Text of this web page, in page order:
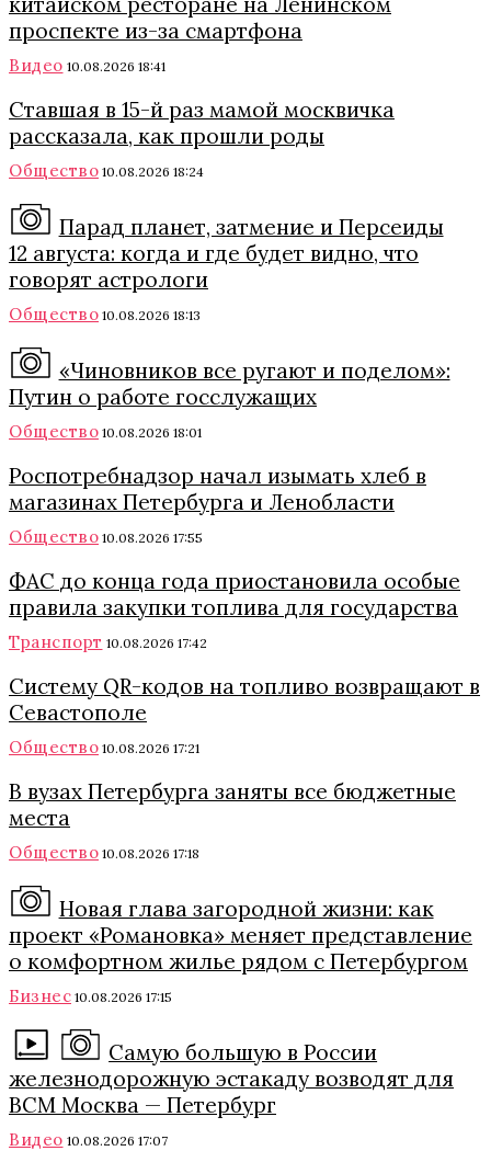
проспекте из-за смартфона
Видео 10.08.2026 18:41
Ставшая в 15-й раз мамой москвичка
рассказала, как прошли роды
Общество 10.08.2026 18:24
Парад планет, затмение и Персеиды
12 августа: когда и где будет видно, что
говорят астрологи
Общество 10.08.2026 18:13
«Чиновников все ругают и поделом»:
Путин о работе госслужащих
Общество 10.08.2026 18:01
Роспотребнадзор начал изымать хлеб в
магазинах Петербурга и Ленобласти
Общество 10.08.2026 17:55
ФАС до конца года приостановила особые
правила закупки топлива для государства
Транспорт 10.08.2026 17:42
Систему QR-кодов на топливо возвращают в
Севастополе
Общество 10.08.2026 17:21
В вузах Петербурга заняты все бюджетные
места
Общество 10.08.2026 17:18
Новая глава загородной жизни: как
проект «Романовка» меняет представление
о комфортном жилье рядом с Петербургом
Бизнес 10.08.2026 17:15
Самую большую в России
железнодорожную эстакаду возводят для
ВСМ Москва — Петербург
Видео 10.08.2026 17:07